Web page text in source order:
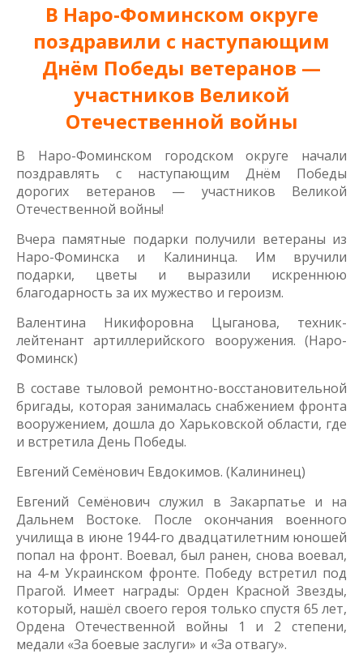
В Наро-Фоминском округе
поздравили с наступающим
Днём Победы ветеранов —
участников Великой
Отечественной войны
В Наро-Фоминском городском округе начали
поздравлять с наступающим Днём Победы
дорогих ветеранов — участников Великой
Отечественной войны!
Вчера памятные подарки получили ветераны из
Наро-Фоминска и Калининца. Им вручили
подарки, цветы и выразили искреннюю
благодарность за их мужество и героизм.
Валентина Никифоровна Цыганова, техник-
лейтенант артиллерийского вооружения. (Наро-
Фоминск)
В составе тыловой ремонтно-восстановительной
бригады, которая занималась снабжением фронта
вооружением, дошла до Харьковской области, где
и встретила День Победы.
Евгений Семёнович Евдокимов. (Калининец)
Евгений Семёнович служил в Закарпатье и на
Дальнем Востоке. После окончания военного
училища в июне 1944-го двадцатилетним юношей
попал на фронт. Воевал, был ранен, снова воевал,
на 4-м Украинском фронте. Победу встретил под
Прагой. Имеет награды: Орден Красной Звезды,
который, нашёл своего героя только спустя 65 лет,
Ордена Отечественной войны 1 и 2 степени,
медали «За боевые заслуги» и «За отвагу».